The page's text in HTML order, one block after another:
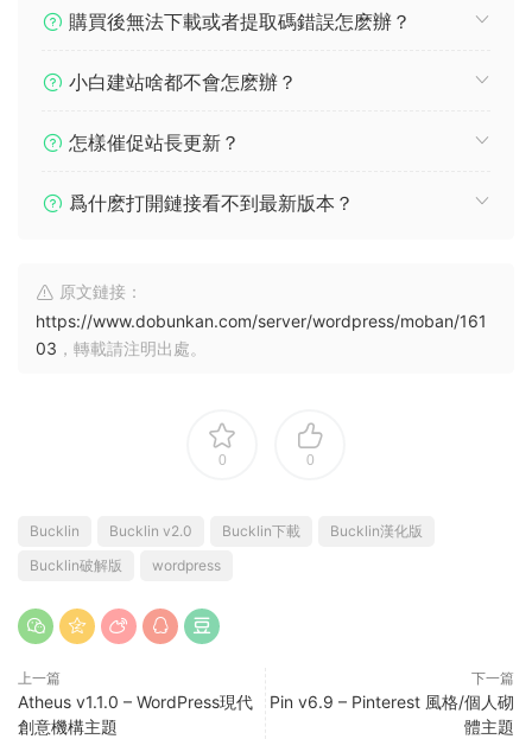
購買後無法下載或者提取碼錯誤怎麽辦？
小白建站啥都不會怎麽辦？
怎樣催促站長更新？
爲什麽打開鏈接看不到最新版本？
原文鏈接：
https://www.dobunkan.com/server/wordpress/moban/161
03 ，轉載請注明出處。
0 0
Bucklin Bucklin v2.0 Bucklin下載
Bucklin漢化版
Bucklin破解版
wordpress
上一篇
Atheus v1.1.0 – WordPress現代
創意機構主題
下一篇
Pin v6.9 – Pinterest 風格/個人砌
體主題